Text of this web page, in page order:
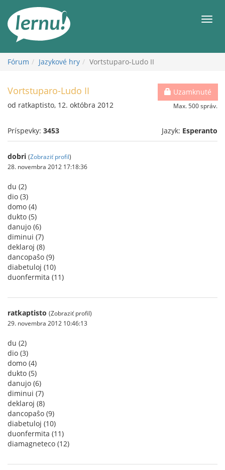
obsah
Fórum Jazykové hry Vortstuparo-Ludo II
Uzamknuté
Max. 500 správ.
Vortstuparo-Ludo II
od ratkaptisto, 12. októbra 2012
Príspevky: 3453 Jazyk: Esperanto
dobri (Zobraziť profil)
28. novembra 2012 17:18:36
du (2)
dio (3)
domo (4)
dukto (5)
danujo (6)
diminui (7)
deklaroj (8)
dancopaŝo (9)
diabetuloj (10)
duonfermita (11)
ratkaptisto (Zobraziť profil)
29. novembra 2012 10:46:13
du (2)
dio (3)
domo (4)
dukto (5)
danujo (6)
diminui (7)
deklaroj (8)
dancopaŝo (9)
diabetuloj (10)
duonfermita (11)
diamagneteco (12)